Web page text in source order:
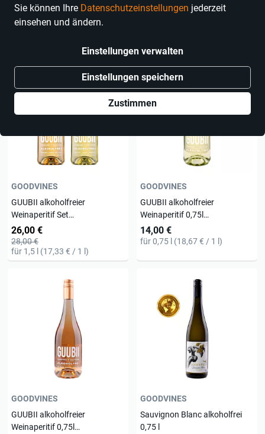
Sie können Ihre Datenschutzeinstellungen jederzeit
einsehen und ändern.
Einstellungen verwalten
Einstellungen speichern
Zustimmen
GOODVINES
GUUBII alkoholfreier
Weinaperitif Set
Holunder/Zitrone &
Ingwer/Limette
26,00 €
28,00 €
für 1,5 l (17,33 € / 1 l)
GOODVINES
GUUBII alkoholfreier
Weinaperitif 0,75l
Ingwer/Limette
14,00 €
für 0,75 l (18,67 € / 1 l)
GOODVINES
GUUBII alkoholfreier
Weinaperitif 0,75l
GOODVINES
Sauvignon Blanc alkoholfrei
0,75 l